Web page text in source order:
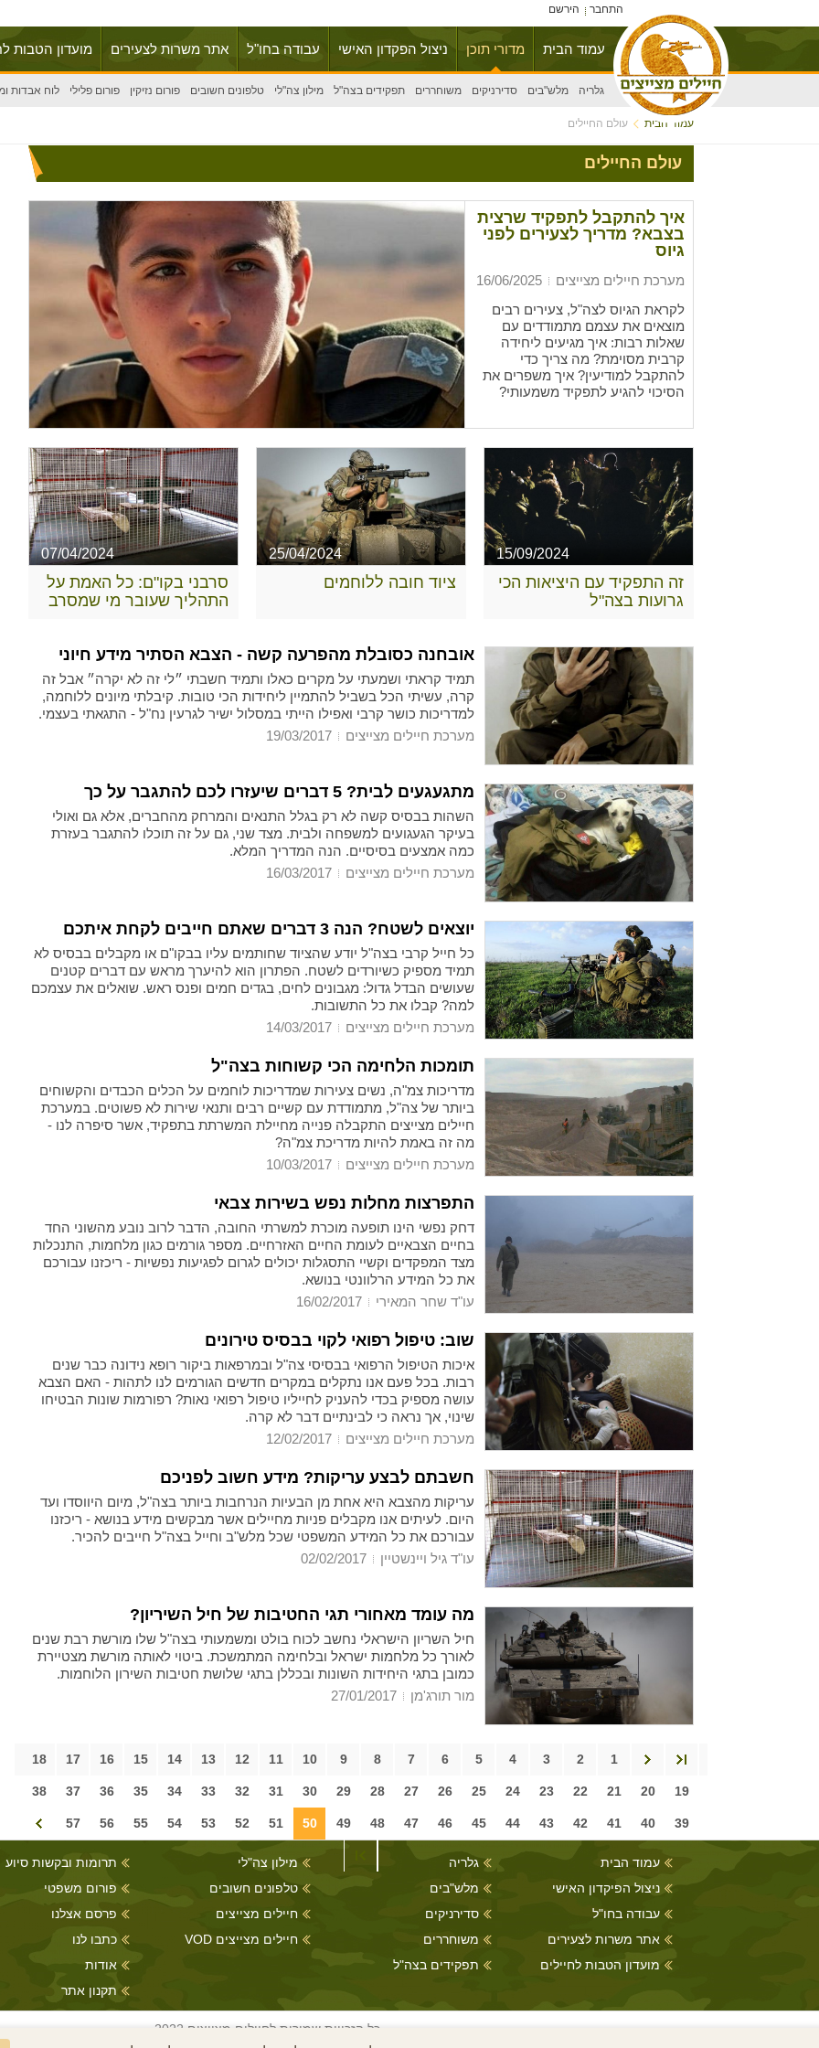
התחבר הירשם
עמוד הבית מדורי תוכן ניצול הפקדון האישי עבודה בחו"ל אתר משרות לצעירים מועדון הטבות
גלריה מלש"בים סדירניקים משוחררים תפקידים בצה"ל מילון צה"לי טלפונים חשובים פורום נזיקין פורום פלילי לוח אבדות
עמוד הבית עולם החיילים
עולם החיילים
איך להתקבל לתפקיד שרצית
בצבא? מדריך לצעירים לפני
גיוס
מערכת חיילים מצייצים
לקראת הגיוס לצה"ל, צעירים רבים
מוצאים את עצמם מתמודדים עם
שאלות רבות: איך מגיעים ליחידה
קרבית מסוימת? מה צריך כדי
להתקבל למודיעין? איך משפרים את
הסיכוי להגיע לתפקיד משמעותי?
15/09/2024
זה התפקיד עם היציאות הכי
גרועות בצה"ל
25/04/2024
ציוד חובה ללוחמים
07/04/2024
סרבני בקו"ם: כל האמת על
התהליך שעובר מי שמסרב
אובחנה כסובלת מהפרעה קשה - הצבא הסתיר מידע חיוני
תמיד קראתי ושמעתי על מקרים כאלו ותמיד חשבתי ״לי זה לא יקרה״ אבל זה
קרה, עשיתי הכל בשביל להתמיין ליחידות הכי טובות. קיבלתי מיונים ללוחמה,
למדריכות כושר קרבי ואפילו הייתי במסלול ישיר לגרעין נח"ל - התגאתי בעצמי.
מערכת חיילים מצייצים
מתגעגעים לבית? 5 דברים שיעזרו לכם להתגבר על כך
השהות בבסיס קשה לא רק בגלל התנאים והמרחק מהחברים, אלא גם ואולי
בעיקר הגעגועים למשפחה ולבית. מצד שני, גם על זה תוכלו להתגבר בעזרת
כמה אמצעים בסיסיים. הנה המדריך המלא.
מערכת חיילים מצייצים
יוצאים לשטח? הנה 3 דברים שאתם חייבים לקחת איתכם
כל חייל קרבי בצה"ל יודע שהציוד שחותמים עליו בבקו"ם או מקבלים בבסיס לא
תמיד מספיק כשיורדים לשטח. הפתרון הוא להיערך מראש עם דברים קטנים
שעושים הבדל גדול: מגבונים לחים, בגדים חמים ופנס ראש. שואלים את עצמכם
למה? קבלו את כל התשובות.
מערכת חיילים מצייצים
תומכות הלחימה הכי קשוחות בצה"ל
מדריכות צמ"ה, נשים צעירות שמדריכות לוחמים על הכלים הכבדים והקשוחים
ביותר של צה"ל, מתמודדת עם קשיים רבים ותנאי שירות לא פשוטים. במערכת
חיילים מצייצים התקבלה פנייה מחיילת המשרתת בתפקיד, אשר סיפרה לנו -
מה זה באמת להיות מדריכת צמ"ה?
מערכת חיילים מצייצים
התפרצות מחלות נפש בשירות צבאי
דחק נפשי הינו תופעה מוכרת למשרתי החובה, הדבר לרוב נובע מהשוני החד
בחיים הצבאיים לעומת החיים האזרחיים. מספר גורמים כגון מלחמות, התנכלות
מצד המפקדים וקשיי התסגלות יכולים לגרום לפגיעות נפשיות - ריכזנו עבורכם
את כל המידע הרלוונטי בנושא.
עו"ד שחר המאירי
שוב: טיפול רפואי לקוי בבסיס טירונים
איכות הטיפול הרפואי בבסיסי צה"ל ובמרפאות ביקור רופא נידונה כבר שנים
רבות. בכל פעם אנו נתקלים במקרים חדשים הגורמים לנו לתהות - האם הצבא
עושה מספיק בכדי להעניק לחייליו טיפול רפואי נאות? רפורמות שונות הבטיחו
שינוי, אך נראה כי לבינתיים דבר לא קרה.
מערכת חיילים מצייצים
חשבתם לבצע עריקות? מידע חשוב לפניכם
עריקות מהצבא היא אחת מן הבעיות הנרחבות ביותר בצה"ל, מיום היווסדו ועד
היום. לעיתים אנו מקבלים פניות מחיילים אשר מבקשים מידע בנושא - ריכזנו
עבורכם את כל המידע המשפטי שכל מלש"ב וחייל בצה"ל חייבים להכיר.
עו"ד גיל ויינשטיין
מה עומד מאחורי תגי החטיבות של חיל השיריון?
חיל השריון הישראלי נחשב לכוח בולט ומשמעותי בצה"ל שלו מורשת רבת שנים
לאורך כל מלחמות ישראל ובלחימה המתמשכת. ביטוי לאותה מורשת מצטיירת
כמובן בתגי היחידות השונות ובכללן בתגי שלושת חטיבות השירון הלוחמות.
מור תורג'מן
1
2
3
4
5
6
7
8
9
10
11
12
13
14
15
16
17
18
19
20
21
22
23
24
25
26
27
28
29
30
31
32
33
34
35
36
37
38
39
40
41
42
43
44
45
46
47
48
49
50
51
52
53
54
55
56
57
עמוד הבית
ניצול הפיקדון האישי
עבודה בחו"ל
אתר משרות לצעירים
מועדון הטבות לחיילים
גלריה
מלש"בים
סדירניקים
משוחררים
תפקידים בצה"ל
מילון צה"לי
טלפונים חשובים
חיילים מצייצים
חיילים מצייצים VOD
תרומות ובקשות סיוע
פורום משפטי
פרסם אצלנו
כתבו לנו
אודות
תקנון אתר
כל הזכויות שמורות לחיילים מצייצים 2022